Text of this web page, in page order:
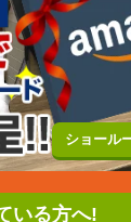
ショール
いる方へ!